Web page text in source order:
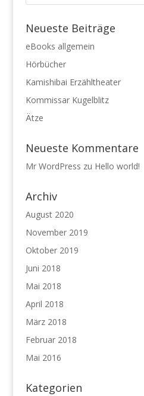
Neueste Beiträge
eBooks allgemein
Hörbücher
Kamishibai Erzähltheater
Kommissar Kugelblitz
Ätze
Neueste Kommentare
Mr WordPress zu Hello world!
Archiv
August 2020
November 2019
Oktober 2019
Juni 2018
Mai 2018
April 2018
März 2018
Februar 2018
Mai 2016
Kategorien